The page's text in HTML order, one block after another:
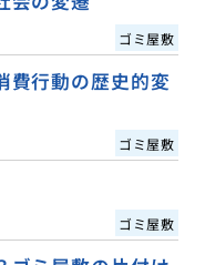
ゴミ屋敷
費行動の歴史的変
ゴミ屋敷
ゴミ屋敷